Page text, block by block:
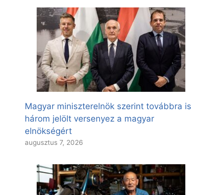
Magyar miniszterelnök szerint továbbra is
három jelölt versenyez a magyar
elnökségért
augusztus 7, 2026